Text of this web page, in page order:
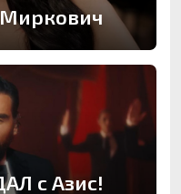
Миркович
с Азис!